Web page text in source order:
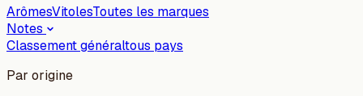
ArômesVitolesToutes les marques
Notes
Classement généraltous pays
Par origine